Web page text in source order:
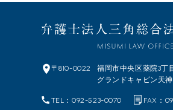
〒810-0022 福岡市中央区薬院3丁
グランドキャビン天
TEL：092-523-0070
FAX：